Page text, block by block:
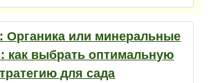
Органика или минеральные
как выбрать оптимальную
для сада